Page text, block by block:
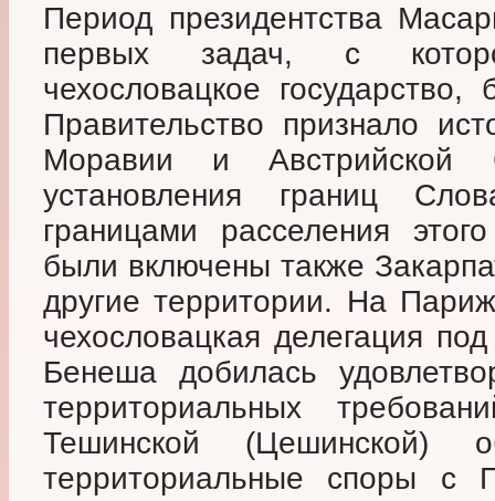
Период президентства
первых задач, с
чехословацкое
Правительство признало
Моравии и Австрийской
установления границ
границами расселения
были включены также
другие территории. На
чехословацкая делегация
Бенеша добилась
территориальных
Тешинской (Цешинской)
территориальные споры с